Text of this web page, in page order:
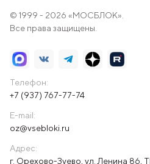
© 1999 - 2026 «МОСБЛОК».
Все права защищены.
Телефон:
+7 (937) 767-77-74
E-mail:
oz@vsebloki.ru
Адрес:
г. Орехово-Зуево, ул. Ленина 86,